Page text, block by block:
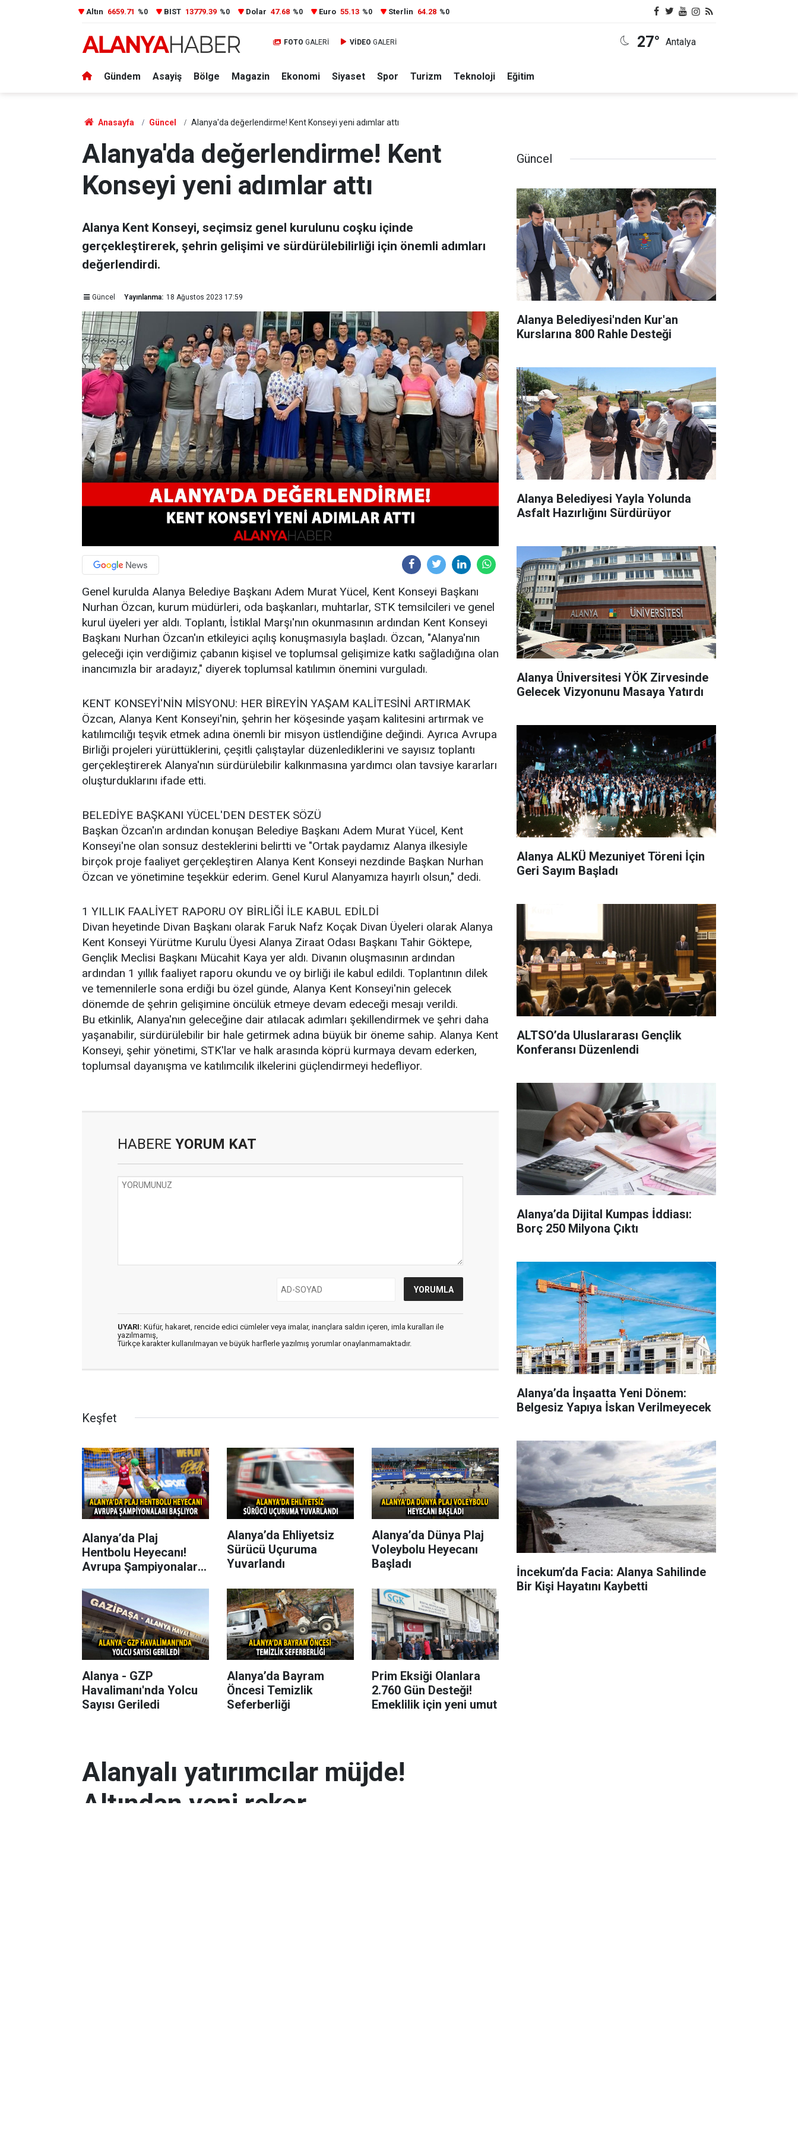
Altın 6659.71 %0 BIST 13779.39 %0 Dolar 47.68 %0 Euro 55.13 %0 Sterlin 64.28 %0
FOTO GALERİ VİDEO GALERİ 27° Antalya
Gündem Asayiş Bölge Magazin Ekonomi Siyaset Spor Turizm Teknoloji Eğitim
Anasayfa Güncel Alanya'da değerlendirme! Kent Konseyi yeni adımlar attı
Alanya'da değerlendirme! Kent
Konseyi yeni adımlar attı
Alanya Kent Konseyi, seçimsiz genel kurulunu coşku içinde
gerçekleştirerek, şehrin gelişimi ve sürdürülebilirliği için önemli adımları
değerlendirdi.
Güncel Yayınlanma: 18 Ağustos 2023 17:59
Genel kurulda Alanya Belediye Başkanı Adem Murat Yücel, Kent Konseyi Başkanı
Nurhan Özcan, kurum müdürleri, oda başkanları, muhtarlar, STK temsilcileri ve genel
kurul üyeleri yer aldı. Toplantı, İstiklal Marşı'nın okunmasının ardından Kent Konseyi
Başkanı Nurhan Özcan'ın etkileyici açılış konuşmasıyla başladı. Özcan, "Alanya'nın
geleceği için verdiğimiz çabanın kişisel ve toplumsal gelişimize katkı sağladığına olan
inancımızla bir aradayız," diyerek toplumsal katılımın önemini vurguladı.
KENT KONSEYİ'NİN MİSYONU: HER BİREYİN YAŞAM KALİTESİNİ ARTIRMAK
Özcan, Alanya Kent Konseyi'nin, şehrin her köşesinde yaşam kalitesini artırmak ve
katılımcılığı teşvik etmek adına önemli bir misyon üstlendiğine değindi. Ayrıca Avrupa
Birliği projeleri yürüttüklerini, çeşitli çalıştaylar düzenlediklerini ve sayısız toplantı
gerçekleştirerek Alanya'nın sürdürülebilir kalkınmasına yardımcı olan tavsiye kararları
oluşturduklarını ifade etti.
BELEDİYE BAŞKANI YÜCEL'DEN DESTEK SÖZÜ
Başkan Özcan'ın ardından konuşan Belediye Başkanı Adem Murat Yücel, Kent
Konseyi'ne olan sonsuz desteklerini belirtti ve "Ortak paydamız Alanya ilkesiyle
birçok proje faaliyet gerçekleştiren Alanya Kent Konseyi nezdinde Başkan Nurhan
Özcan ve yönetimine teşekkür ederim. Genel Kurul Alanyamıza hayırlı olsun," dedi.
1 YILLIK FAALİYET RAPORU OY BİRLİĞİ İLE KABUL EDİLDİ
Divan heyetinde Divan Başkanı olarak Faruk Nafz Koçak Divan Üyeleri olarak Alanya
Kent Konseyi Yürütme Kurulu Üyesi Alanya Ziraat Odası Başkanı Tahir Göktepe,
Gençlik Meclisi Başkanı Mücahit Kaya yer aldı. Divanın oluşmasının ardından
ardından 1 yıllık faaliyet raporu okundu ve oy birliği ile kabul edildi. Toplantının dilek
ve temennilerle sona erdiği bu özel günde, Alanya Kent Konseyi'nin gelecek
dönemde de şehrin gelişimine öncülük etmeye devam edeceği mesajı verildi.
Bu etkinlik, Alanya'nın geleceğine dair atılacak adımları şekillendirmek ve şehri daha
yaşanabilir, sürdürülebilir bir hale getirmek adına büyük bir öneme sahip. Alanya Kent
Konseyi, şehir yönetimi, STK'lar ve halk arasında köprü kurmaya devam ederken,
toplumsal dayanışma ve katılımcılık ilkelerini güçlendirmeyi hedefliyor.
HABERE YORUM KAT
UYARI: Küfür, hakaret, rencide edici cümleler veya imalar, inançlara saldırı içeren, imla kuralları ile
yazılmamış,
Türkçe karakter kullanılmayan ve büyük harflerle yazılmış yorumlar onaylanmamaktadır.
Keşfet
Alanya’da Plaj
Hentbolu Heyecanı!
Avrupa Şampiyonaları
Alanya’da Ehliyetsiz
Sürücü Uçuruma
Yuvarlandı
Alanya’da Dünya Plaj
Voleybolu Heyecanı
Başladı
Alanya - GZP
Havalimanı'nda Yolcu
Sayısı Geriledi
Alanya’da Bayram
Öncesi Temizlik
Seferberliği
Prim Eksiği Olanlara
2.760 Gün Desteği!
Emeklilik için yeni umut
Alanyalı yatırımcılar müjde!
Altından yeni rekor
Güncel
Alanya Belediyesi'nden Kur'an
Kurslarına 800 Rahle Desteği
Alanya Belediyesi Yayla Yolunda
Asfalt Hazırlığını Sürdürüyor
Alanya Üniversitesi YÖK Zirvesinde
Gelecek Vizyonunu Masaya Yatırdı
Alanya ALKÜ Mezuniyet Töreni İçin
Geri Sayım Başladı
ALTSO’da Uluslararası Gençlik
Konferansı Düzenlendi
Alanya’da Dijital Kumpas İddiası:
Borç 250 Milyona Çıktı
Alanya’da İnşaatta Yeni Dönem:
Belgesiz Yapıya İskan Verilmeyecek
İncekum’da Facia: Alanya Sahilinde
Bir Kişi Hayatını Kaybetti